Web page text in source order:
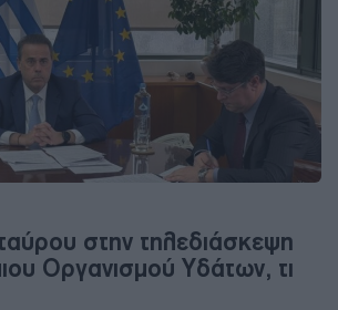
στην τηλεδιάσκεψη
Οργανισμού Υδάτων, τι